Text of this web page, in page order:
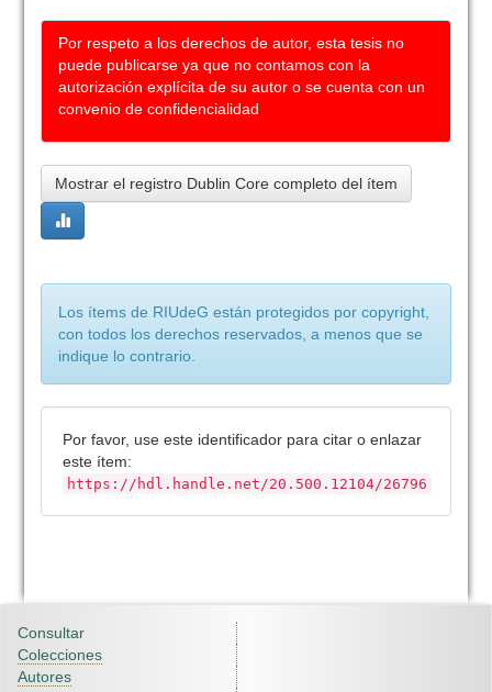
Por respeto a los derechos de autor, esta tesis no
puede publicarse ya que no contamos con la
autorización explícita de su autor o se cuenta con un
convenio de confidencialidad
Mostrar el registro Dublin Core completo del ítem
Los ítems de RIUdeG están protegidos por copyright,
con todos los derechos reservados, a menos que se
indique lo contrario.
Por favor, use este identificador para citar o enlazar
este ítem:
https://hdl.handle.net/20.500.12104/26796
Consultar
Colecciones
Autores